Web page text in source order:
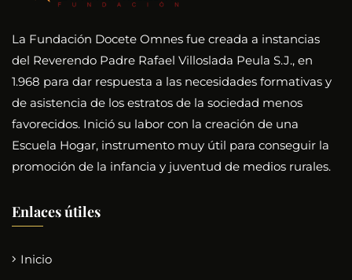
La Fundación Docete Omnes fue creada a instancias
del Reverendo Padre Rafael Villoslada Peula S.J., en
1.968 para dar respuesta a las necesidades formativas y
de asistencia de los estratos de la sociedad menos
favorecidos. Inició su labor con la creación de una
Escuela Hogar, instrumento muy útil para conseguir la
promoción de la infancia y juventud de medios rurales.
Enlaces útiles
Inicio